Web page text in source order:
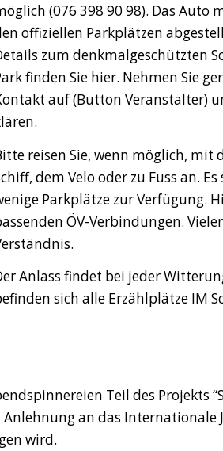
(076 398 90 98). Das Auto
offiziellen Parkplätzen
zum denkmalgeschützten
finden Sie hier. Nehmen Sie
auf (Button Veranstalter)
reisen Sie, wenn möglich, mit
dem Velo oder zu Fuss an.
Parkplätze zur Verfügung.
ÖV-Verbindungen.
Anlass findet bei jeder
sich alle Erzählplätze IM
Teil des Projekts
Anlehnung an das Internationale
wird.